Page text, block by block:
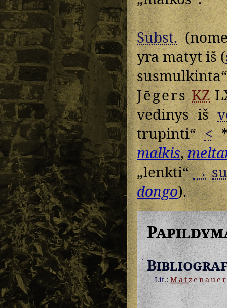
Subst.
yra matyt iš (
Jēgers KZ
vedinys iš
trupinti“<
malkis,
„lenkti“→
dongo).
Lit.:Matzenauer